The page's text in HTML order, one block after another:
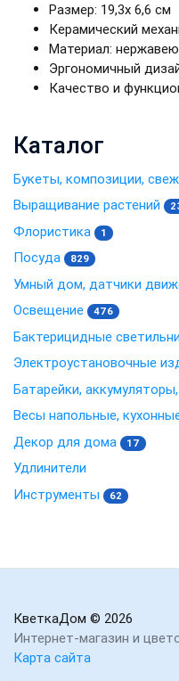
Размер: 19,3х 6,6 см
Керамический
Материал:
Эргономичный
Качество и
Каталог
Букеты, композиции,
Выращивание растений
Флористика 1
Посуда 829
Умный дом, датчики
Освещение 476
Бактерицидные
Электроустановочные
Батарейки,
Весы напольные,
Декор для дома 17
Удлинители
Инструменты
62
КветкаДом © 2026
Интернет-магазин и
Карта сайта